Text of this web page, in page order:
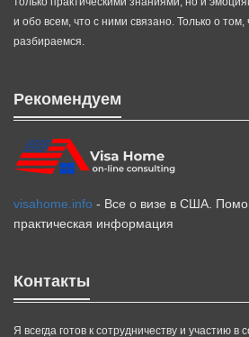
и обо всем, что с ними связано. Только о
разбираемся.
Рекомендуем
visahome.info - Все о визе в США.
практическая информация
Контакты
Я всегда готов к сотрудничеству и участию в